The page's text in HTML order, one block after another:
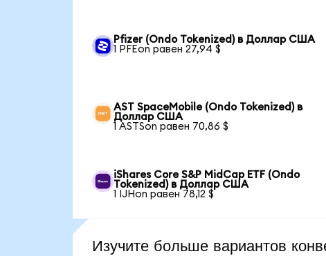
Pfizer (Ondo Tokenized) в Доллар США
1 PFEon равен 27,94 $
AST SpaceMobile (Ondo Tokenized) в
Доллар США
1 ASTSon равен 70,86 $
iShares Core S&P MidCap ETF (Ondo
Tokenized) в Доллар США
1 IJHon равен 78,12 $
Изучите больше вариантов